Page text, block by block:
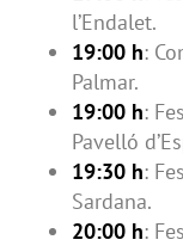
l’Endalet.
19:00 h:
Palmar.
19:00 h:
Pavelló
19:30 h:
Sardana.
20:00 h: